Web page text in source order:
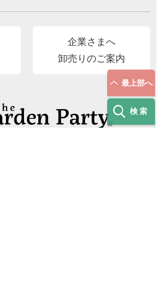
企業さまへ
卸売りのご案内
最上部へ
検索